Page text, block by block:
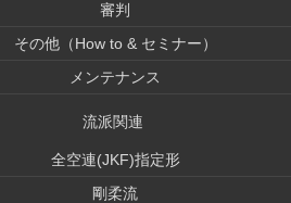
審判
その他（How to & セミナー）
メンテナンス
流派関連
全空連(JKF)指定形
剛柔流